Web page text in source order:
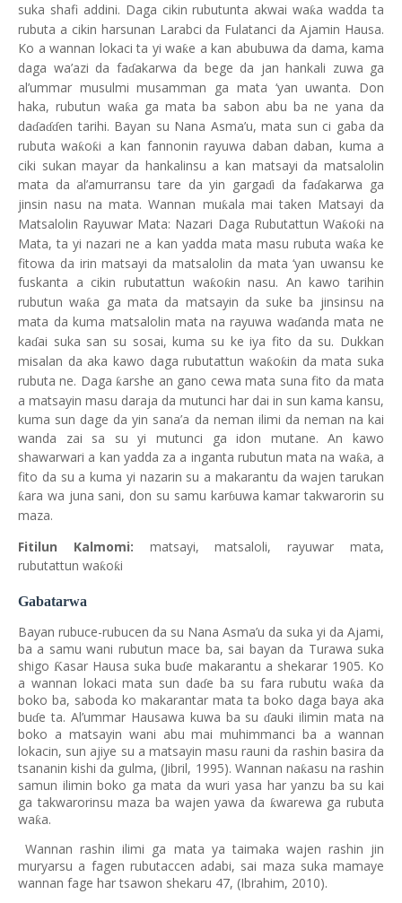
suka shafi addini. Daga cikin rubutunta akwai waƙa wadda ta
rubuta a cikin harsunan Larabci da Fulatanci da Ajamin Hausa.
Ko a wannan lokaci ta yi waƙe a kan abubuwa da dama, kama
daga wa’azi da faɗakarwa da bege da jan hankali zuwa ga
al’ummar musulmi musamman ga mata ‘yan uwanta. Don
haka, rubutun waƙa ga mata ba sabon abu ba ne yana da
daɗaɗɗen tarihi. Bayan su Nana Asma’u, mata sun ci gaba da
rubuta waƙoƙi a kan fannonin rayuwa daban daban, kuma a
ciki sukan mayar da hankalinsu a kan matsayi da matsalolin
mata da al’amurransu tare da yin gargaɗi da faɗakarwa ga
jinsin nasu na mata. Wannan muƙala mai taken Matsayi da
Matsalolin Rayuwar Mata: Nazari Daga Rubutattun Waƙoƙi na
Mata, ta yi nazari ne a kan yadda mata masu rubuta waƙa ke
fitowa da irin matsayi da matsalolin da mata ‘yan uwansu ke
fuskanta a cikin rubutattun waƙoƙin nasu. An kawo tarihin
rubutun waƙa ga mata da matsayin da suke ba jinsinsu na
mata da kuma matsalolin mata na rayuwa waɗanda mata ne
kaɗai suka san su sosai, kuma su ke iya fito da su. Dukkan
misalan da aka kawo daga rubutattun waƙoƙin da mata suka
rubuta ne. Dagaƙarshe an gano cewa mata suna fito da mata
a matsayin masu daraja da mutunci har dai in sun kama kansu,
kuma sun dage da yin sana’a da neman ilimi da neman na kai
wanda zai sa su yi mutunci ga idon mutane. An kawo
shawarwari a kan yadda za a inganta rubutun mata na waƙa, a
fito da su a kuma yi nazarin su a makarantu da wajen tarukan
ƙara wa juna sani, don su samu karɓuwa kamar takwarorin su
maza.
Fitilun Kalmomi: matsayi, matsaloli, rayuwar mata,
rubutattun waƙoƙi
Gabatarwa
Bayan rubuce-rubucen da su Nana Asma’u da suka yi da Ajami,
ba a samu wani rubutun mace ba, sai bayan da Turawa suka
shigoƘasar Hausa suka buɗe makarantu a shekarar 1905. Ko
a wannan lokaci mata sun daɗe ba su fara rubutu waƙa da
boko ba, saboda ko makarantar mata ta boko daga baya aka
buɗe ta. Al’ummar Hausawa kuwa ba suɗauki ilimin mata na
boko a matsayin wani abu mai muhimmanci ba a wannan
lokacin, sun ajiye su a matsayin masu rauni da rashin basira da
tsananin kishi da gulma, (Jibril, 1995). Wannan naƙasu na rashin
samun ilimin boko ga mata da wuri yasa har yanzu ba su kai
ga takwarorinsu maza ba wajen yawa da ƙwarewa ga rubuta
waƙa.
Wannan rashin ilimi ga mata ya taimaka wajen rashin jin
muryarsu a fagen rubutaccen adabi, sai maza suka mamaye
wannan fage har tsawon shekaru 47, (Ibrahim, 2010).